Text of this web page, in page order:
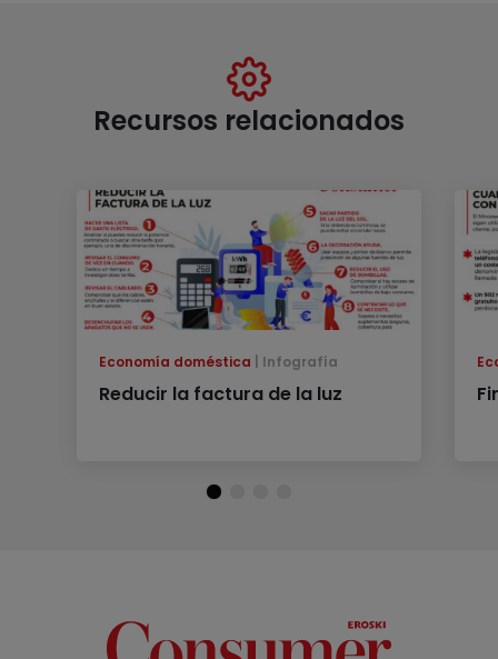
Recursos relacionados
Economía doméstica Infografía
Reducir la factura de la luz